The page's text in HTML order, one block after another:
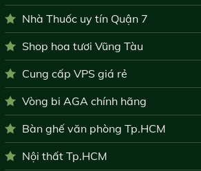
Nhà Thuốc uy tín Quận 7
Shop hoa tươi Vũng Tàu
Cung cấp VPS giá rẻ
Vòng bi AGA chính hãng
Bàn ghế văn phòng Tp.HCM
Nội thất Tp.HCM